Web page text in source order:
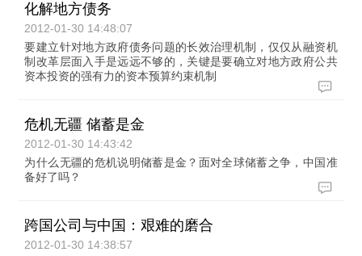
化解地方债务
2012-01-30 14:48:07
要建立针对地方政府债务问题的长效治理机制，仅仅从融资机
制改革层面入手是远远不够的，关键是要确立对地方政府公共
资本投资的强有力的资本预算约束机制
危机无疆 储蓄是金
2012-01-30 14:43:42
为什么无疆的危机说明储蓄是金？面对全球储蓄之争，中国准
备好了吗？
跨国公司与中国：艰难的磨合
2012-01-30 14:38:57